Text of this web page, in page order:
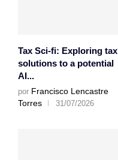
Tax Sci-fi: Exploring tax
solutions to a potential
AI...
por Francisco Lencastre
Torres
31/07/2026